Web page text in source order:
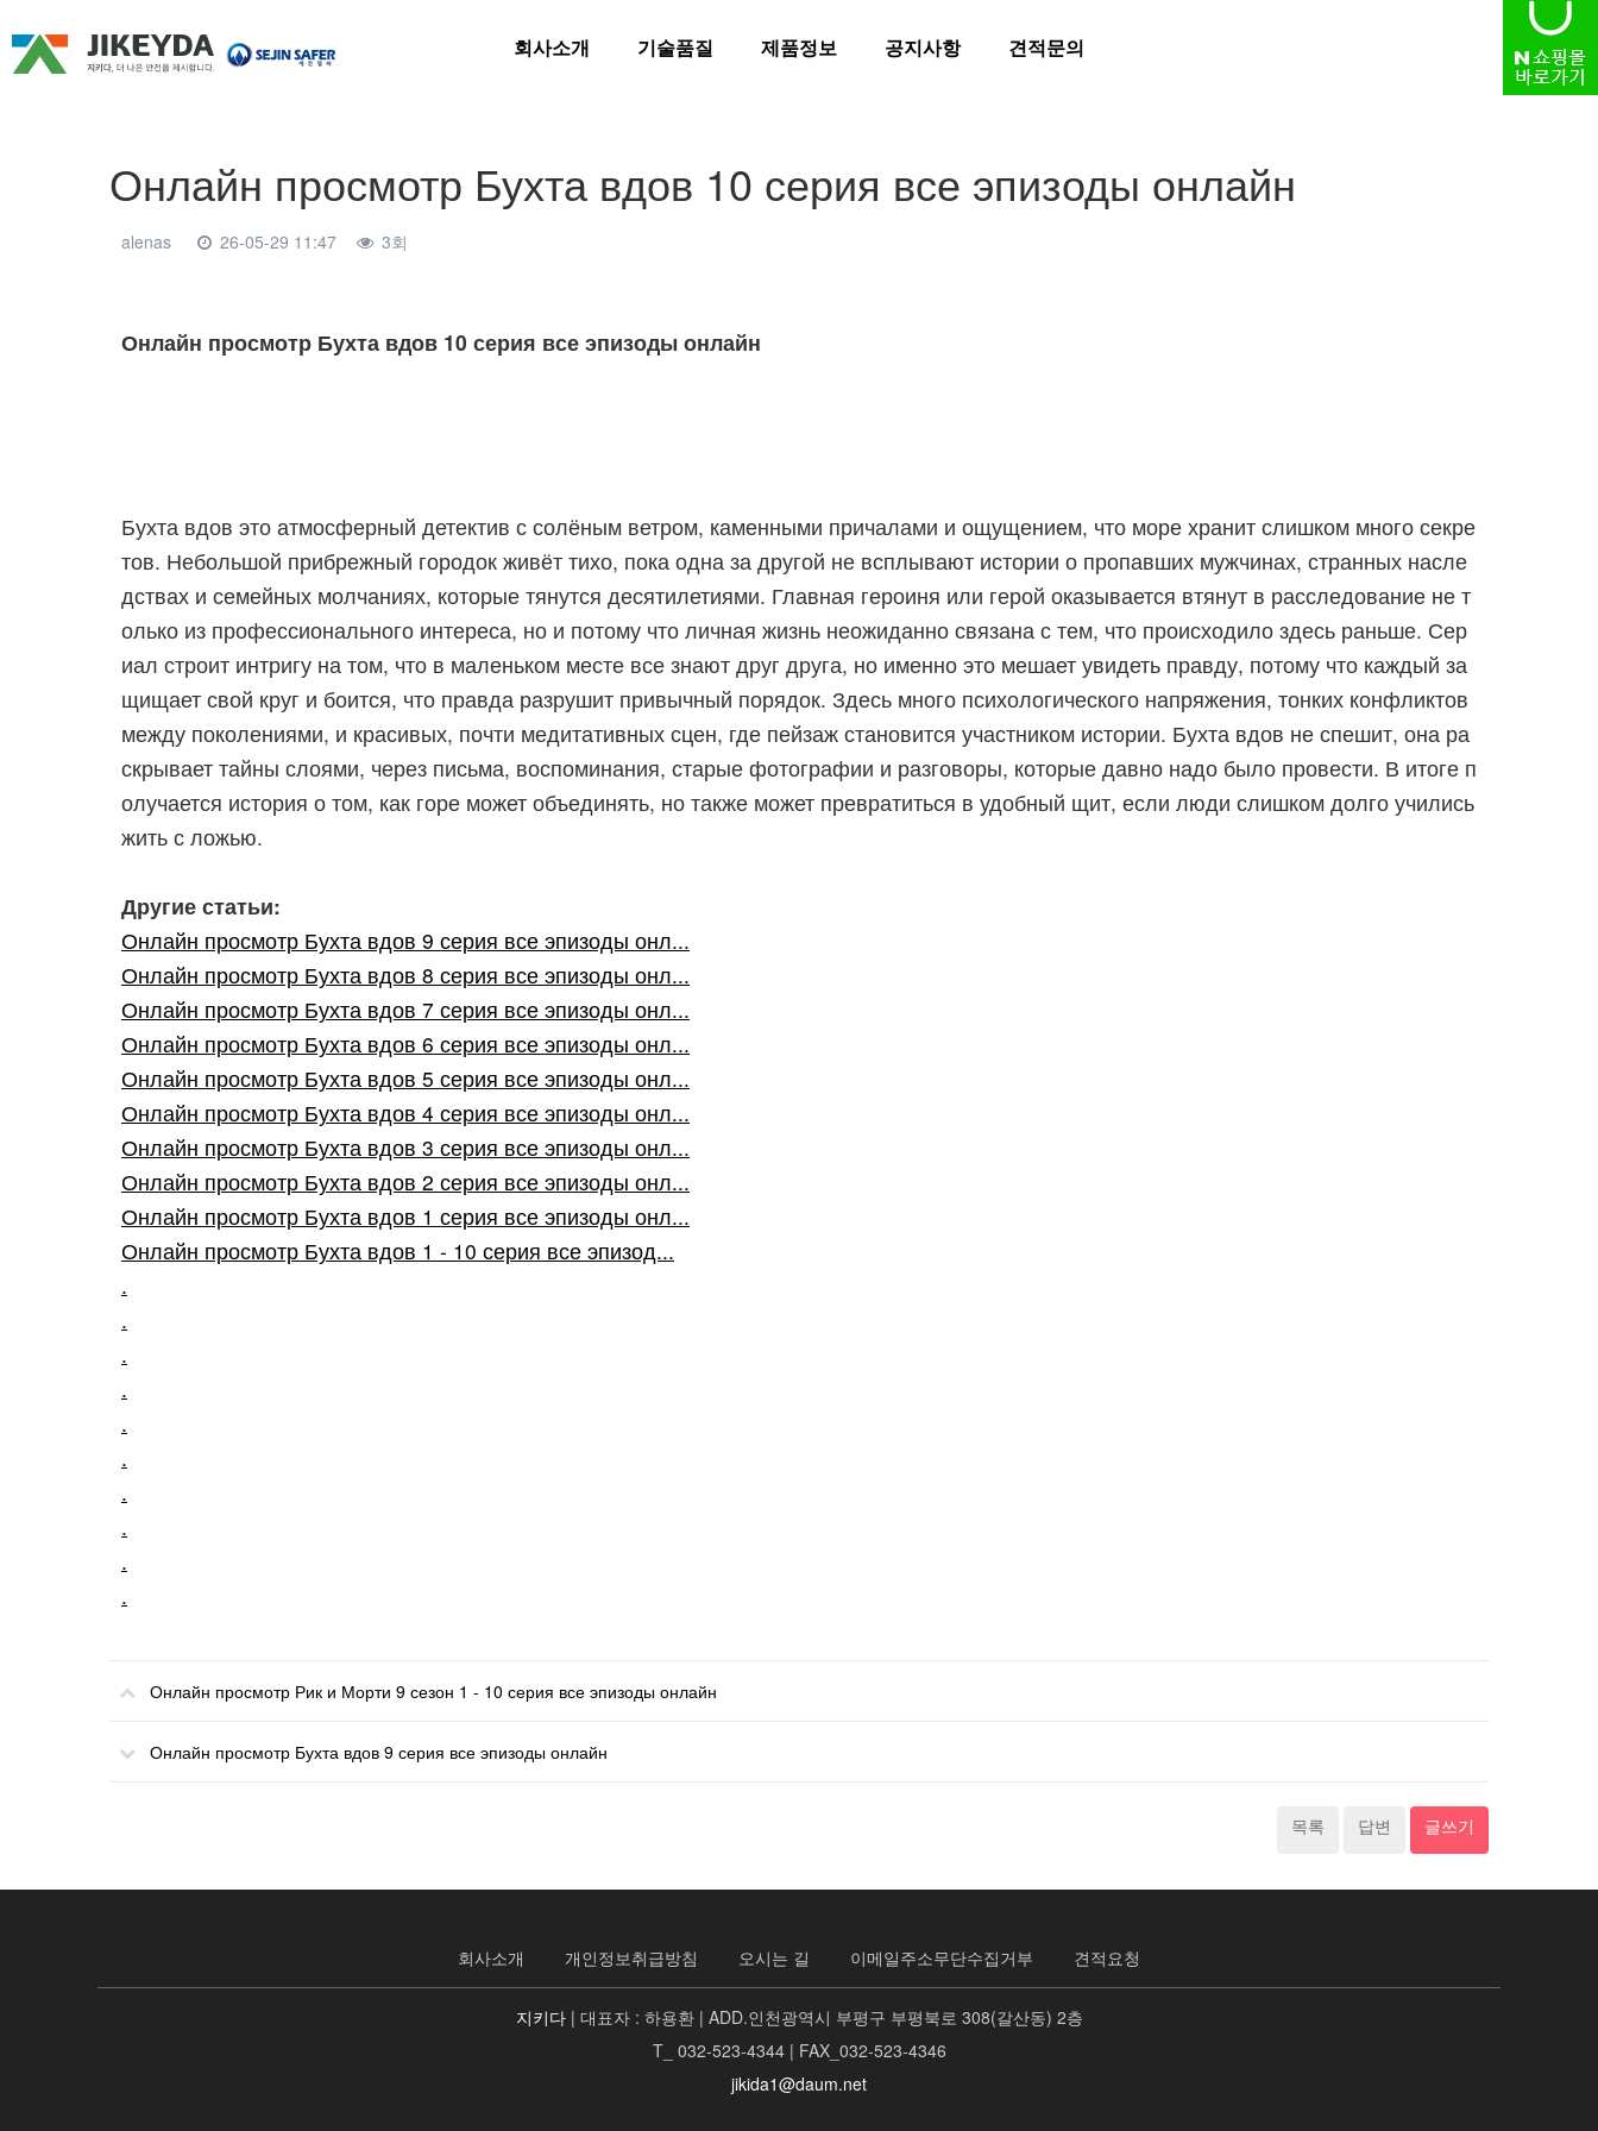
회사소개 기술품질 제품정보 공지사항 견적문의
Онлайн просмотр Бухта вдов 10 серия все эпизоды онлайн
alenas 26-05-29 11:47 3회
본문
Онлайн просмотр Бухта вдов 10 серия все эпизоды онлайн
Бухта вдов это атмосферный детектив с солёным ветром, каменными причалами и ощущением, что море хранит слишком много секре
тов. Небольшой прибрежный городок живёт тихо, пока одна за другой не всплывают истории о пропавших мужчинах, странных насле
дствах и семейных молчаниях, которые тянутся десятилетиями. Главная героиня или герой оказывается втянут в расследование не т
олько из профессионального интереса, но и потому что личная жизнь неожиданно связана с тем, что происходило здесь раньше. Сер
иал строит интригу на том, что в маленьком месте все знают друг друга, но именно это мешает увидеть правду, потому что каждый за
щищает свой круг и боится, что правда разрушит привычный порядок. Здесь много психологического напряжения, тонких конфликтов
между поколениями, и красивых, почти медитативных сцен, где пейзаж становится участником истории. Бухта вдов не спешит, она ра
скрывает тайны слоями, через письма, воспоминания, старые фотографии и разговоры, которые давно надо было провести. В итоге п
олучается история о том, как горе может объединять, но также может превратиться в удобный щит, если люди слишком долго учились
жить с ложью.
Другие статьи:
Онлайн просмотр Бухта вдов 9 серия все эпизоды онл...
Онлайн просмотр Бухта вдов 8 серия все эпизоды онл...
Онлайн просмотр Бухта вдов 7 серия все эпизоды онл...
Онлайн просмотр Бухта вдов 6 серия все эпизоды онл...
Онлайн просмотр Бухта вдов 5 серия все эпизоды онл...
Онлайн просмотр Бухта вдов 4 серия все эпизоды онл...
Онлайн просмотр Бухта вдов 3 серия все эпизоды онл...
Онлайн просмотр Бухта вдов 2 серия все эпизоды онл...
Онлайн просмотр Бухта вдов 1 серия все эпизоды онл...
Онлайн просмотр Бухта вдов 1 - 10 серия все эпизод...
.
.
.
.
.
.
.
.
.
.
Онлайн просмотр Рик и Морти 9 сезон 1 - 10 серия все эпизоды онлайн
Онлайн просмотр Бухта вдов 9 серия все эпизоды онлайн
목록 답변 글쓰기
회사소개 개인정보취급방침 오시는 길 이메일주소무단수집거부 견적요청
지키다 | 대표자 : 하용환 | ADD.인천광역시 부평구 부평북로 308(갈산동) 2층
T_ 032-523-4344 | FAX_032-523-4346
jikida1@daum.net